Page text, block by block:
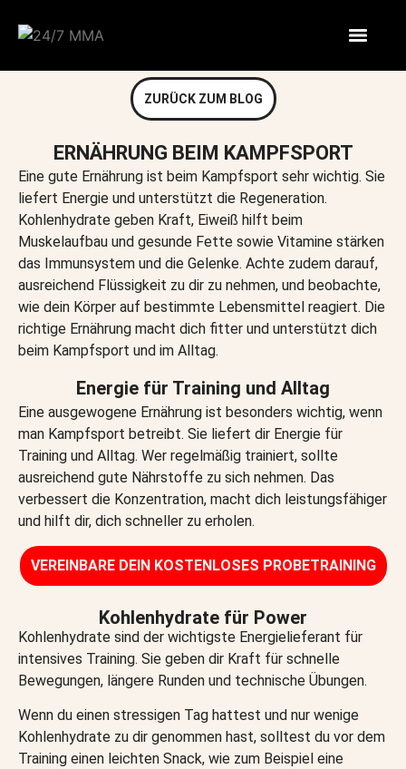
ZURÜCK ZUM BLOG
ERNÄHRUNG BEIM KAMPFSPORT
Eine gute Ernährung ist beim Kampfsport sehr wichtig. Sie
liefert Energie und unterstützt die Regeneration.
Kohlenhydrate geben Kraft, Eiweiß hilft beim
Muskelaufbau und gesunde Fette sowie Vitamine stärken
das Immunsystem und die Gelenke. Achte zudem darauf,
ausreichend Flüssigkeit zu dir zu nehmen, und beobachte,
wie dein Körper auf bestimmte Lebensmittel reagiert. Die
richtige Ernährung macht dich fitter und unterstützt dich
beim Kampfsport und im Alltag.
Energie für Training und Alltag
Eine ausgewogene Ernährung ist besonders wichtig, wenn
man Kampfsport betreibt. Sie liefert dir Energie für
Training und Alltag. Wer regelmäßig trainiert, sollte
ausreichend gute Nährstoffe zu sich nehmen. Das
verbessert die Konzentration, macht dich leistungsfähiger
und hilft dir, dich schneller zu erholen.
VEREINBARE DEIN KOSTENLOSES PROBETRAINING​
Kohlenhydrate für Power
Kohlenhydrate sind der wichtigste Energielieferant für
intensives Training. Sie geben dir Kraft für schnelle
Bewegungen, längere Runden und technische Übungen.
Wenn du einen stressigen Tag hattest und nur wenige
Kohlenhydrate zu dir genommen hast, solltest du vor dem
Training einen leichten Snack, wie zum Beispiel eine